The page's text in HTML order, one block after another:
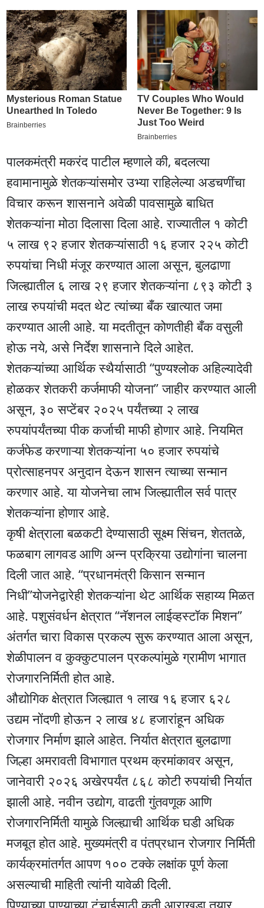
पालकमंत्री मकरंद पाटील म्हणाले की, बदलत्या
हवामानामुळे शेतकऱ्यांसमोर उभ्या राहिलेल्या अडचणींचा
विचार करून शासनाने अवेळी पावसामुळे बाधित
शेतकऱ्यांना मोठा दिलासा दिला आहे. राज्यातील १ कोटी
५ लाख ९२ हजार शेतकऱ्यांसाठी १६ हजार २२५ कोटी
रुपयांचा निधी मंजूर करण्यात आला असून, बुलढाणा
जिल्ह्यातील ६ लाख २९ हजार शेतकऱ्यांना ८९३ कोटी ३
लाख रुपयांची मदत थेट त्यांच्या बँक खात्यात जमा
करण्यात आली आहे. या मदतीतून कोणतीही बँक वसुली
होऊ नये, असे निर्देश शासनाने दिले आहेत.
शेतकऱ्यांच्या आर्थिक स्थैर्यासाठी “पुण्यश्लोक अहिल्यादेवी
होळकर शेतकरी कर्जमाफी योजना” जाहीर करण्यात आली
असून, ३० सप्टेंबर २०२५ पर्यंतच्या २ लाख
रुपयांपर्यंतच्या पीक कर्जाची माफी होणार आहे. नियमित
कर्जफेड करणाऱ्या शेतकऱ्यांना ५० हजार रुपयांचे
प्रोत्साहनपर अनुदान देऊन शासन त्याच्या सन्मान
करणार आहे. या योजनेचा लाभ जिल्ह्यातील सर्व पात्र
शेतकऱ्यांना होणार आहे.
कृषी क्षेत्राला बळकटी देण्यासाठी सूक्ष्म सिंचन, शेततळे,
फळबाग लागवड आणि अन्न प्रक्रिया उद्योगांना चालना
दिली जात आहे. “प्रधानमंत्री किसान सन्मान
निधी”योजनेद्वारेही शेतकऱ्यांना थेट आर्थिक सहाय्य मिळत
आहे. पशुसंवर्धन क्षेत्रात “नॅशनल लाईव्हस्टॉक मिशन”
अंतर्गत चारा विकास प्रकल्प सुरू करण्यात आला असून,
शेळीपालन व कुक्कुटपालन प्रकल्पांमुळे ग्रामीण भागात
रोजगारनिर्मिती होत आहे.
औद्योगिक क्षेत्रात जिल्ह्यात १ लाख १६ हजार ६२८
उद्यम नोंदणी होऊन २ लाख ४८ हजारांहून अधिक
रोजगार निर्माण झाले आहेत. निर्यात क्षेत्रात बुलढाणा
जिल्हा अमरावती विभागात प्रथम क्रमांकावर असून,
जानेवारी २०२६ अखेरपर्यंत ८६८ कोटी रुपयांची निर्यात
झाली आहे. नवीन उद्योग, वाढती गुंतवणूक आणि
रोजगारनिर्मिती यामुळे जिल्ह्याची आर्थिक घडी अधिक
मजबूत होत आहे. मुख्यमंत्री व पंतप्रधान रोजगार निर्मिती
कार्यक्रमांतर्गत आपण १०० टक्के लक्षांक पूर्ण केला
असल्याची माहिती त्यांनी यावेळी दिली.
पिण्याच्या पाण्याच्या टंचाईसाठी कृती आराखडा तयार